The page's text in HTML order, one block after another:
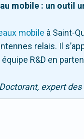
mobile : un outil
mobile à Saint-
relais. Il
R&D en
expert